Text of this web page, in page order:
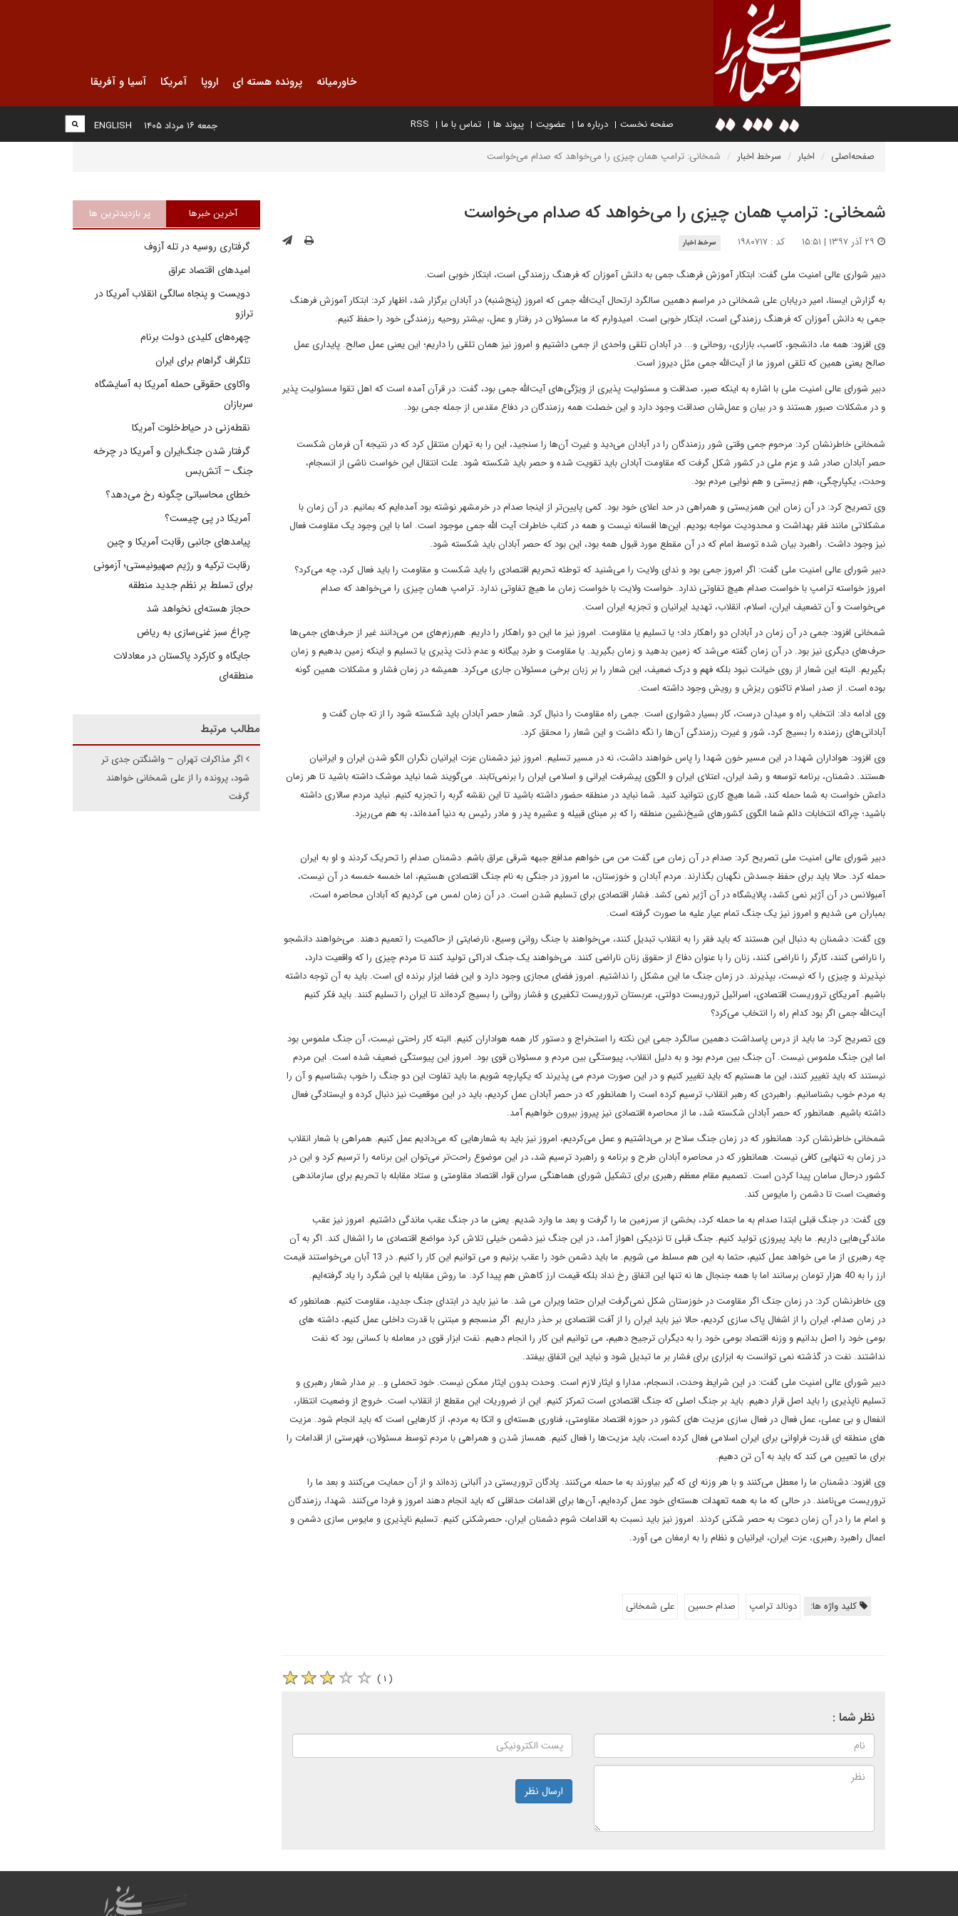
خاورمیانه پرونده هسته ای اروپا آمریکا آسیا و آفریقا
صفحه نخست درباره ما عضویت پیوند ها تماس با ما RSS
ENGLISH جمعه ۱۶ مرداد ۱۴۰۵
صفحه‌اصلی اخبار سرخط اخبار شمخانی: ترامپ همان چیزی را می‌خواهد که صدام می‌خواست
شمخانی: ترامپ همان چیزی را می‌خواهد که صدام می‌خواست
کد : ۱۹۸۰۷۱۷ سرخط اخبار
دبیر شواری عالی امنیت ملی گفت: ابتکار آموزش فرهنگ جمی به دانش آموزان که فرهنگ رزمندگی است، ابتکار خوبی است.
به گزارش ایسنا، امیر دریابان علی شمخانی در مراسم دهمین سالگرد ارتحال آیت‌الله جمی که امروز (پنج‌شنبه) در آبادان برگزار شد، اظهار کرد: ابتکار آموزش فرهنگ
جمی به دانش آموزان که فرهنگ رزمندگی است، ابتکار خوبی است. امیدوارم که ما مسئولان در رفتار و عمل، بیشتر روحیه رزمندگی خود را حفظ کنیم.
وی افزود: همه ما، دانشجو، کاسب، بازاری، روحانی و... در آبادان تلقی واحدی از جمی داشتیم و امروز نیز همان تلقی را داریم؛ این یعنی عمل صالح. پایداری عمل
صالح یعنی همین که تلقی امروز ما از آیت‌الله جمی مثل دیروز است.
دبیر شورای عالی امنیت ملی با اشاره به اینکه صبر، صداقت و مسئولیت پذیری از ویژگی‌های آیت‌الله جمی بود، گفت: در قرآن آمده است که اهل تقوا مسئولیت پذیر
و در مشکلات صبور هستند و در بیان و عمل‌شان صداقت وجود دارد و این خصلت همه رزمندگان در دفاع مقدس از جمله جمی بود.
شمخانی خاطرنشان کرد: مرحوم جمی وقتی شور رزمندگان را در آبادان می‌دید و غیرت آن‌ها را سنجید، این را به تهران منتقل کرد که در نتیجه آن فرمان شکست
حصر آبادان صادر شد و عزم ملی در کشور شکل گرفت که مقاومت آبادان باید تقویت شده و حصر باید شکسته شود. علت انتقال این خواست ناشی از انسجام،
وحدت، یکپارچگی، هم زیستی و هم نوایی مردم بود.
وی تصریح کرد: در آن زمان این همزیستی و همراهی در حد اعلای خود بود. کمی پایین‌تر از اینجا صدام در خرمشهر نوشته بود آمده‌ایم که بمانیم. در آن زمان با
مشکلاتی مانند فقر بهداشت و محدودیت مواجه بودیم. این‌ها افسانه نیست و همه در کتاب خاطرات آیت الله جمی موجود است. اما با این وجود یک مقاومت فعال
نیز وجود داشت. راهبرد بیان شده توسط امام که در آن مقطع مورد قبول همه بود، این بود که حصر آبادان باید شکسته شود.
دبیر شورای عالی امنیت ملی گفت: اگر امروز جمی بود و ندای ولایت را می‌شنید که توطئه تحریم اقتصادی را باید شکست و مقاومت را باید فعال کرد، چه می‌کرد؟
امروز خواسته ترامپ با خواست صدام هیچ تفاوتی ندارد. خواست ولایت با خواست زمان ما هیچ تفاوتی ندارد. ترامپ همان چیزی را می‌خواهد که صدام
می‌خواست و آن تضعیف ایران، اسلام، انقلاب، تهدید ایرانیان و تجزیه ایران است.
شمخانی افزود: جمی در آن زمان در آبادان دو راهکار داد؛ یا تسلیم یا مقاومت. امروز نیز ما این دو راهکار را داریم. هم‌رزم‌های من می‌دانند غیر از حرف‌های جمی‌ها
حرف‌های دیگری نیز بود. در آن زمان گفته می‌شد که زمین بدهید و زمان بگیرید. یا مقاومت و طرد بیگانه و عدم ذلت پذیری یا تسلیم و اینکه زمین بدهیم و زمان
بگیریم. البته این شعار از روی خیانت نبود بلکه فهم و درک ضعیف، این شعار را بر زبان برخی مسئولان جاری می‌کرد. همیشه در زمان فشار و مشکلات همین گونه
بوده است. از صدر اسلام تاکنون ریزش و رویش وجود داشته است.
وی ادامه داد: انتخاب راه و میدان درست، کار بسیار دشواری است. جمی راه مقاومت را دنبال کرد. شعار حصر آبادان باید شکسته شود را از ته جان گفت و
آبادانی‌های رزمنده را بسیج کرد، شور و غیرت رزمندگی آن‌ها را نگه داشت و این شعار را محقق کرد.
وی افزود: هواداران شهدا در این مسیر خون شهدا را پاس خواهند داشت، نه در مسیر تسلیم. امروز نیز دشمنان عزت ایرانیان نگران الگو شدن ایران و ایرانیان
هستند. دشمنان، برنامه توسعه و رشد ایران، اعتلای ایران و الگوی پیشرفت ایرانی و اسلامی ایران را برنمی‌تابند. می‌گویند شما نباید موشک داشته باشید تا هر زمان
داعش خواست به شما حمله کند، شما هیچ کاری نتوانید کنید. شما نباید در منطقه حضور داشته باشید تا این نقشه گربه را تجزیه کنیم. نباید مردم سالاری داشته
باشید؛ چراکه انتخابات دائم شما الگوی کشورهای شیخ‌نشین منطقه را که بر مبنای قبیله و عشیره پدر و مادر رئیس به دنیا آمده‌اند، به هم می‌ریزد.
دبیر شورای عالی امنیت ملی تصریح کرد: صدام در آن زمان می گفت من می خواهم مدافع جبهه شرقی عراق باشم. دشمنان صدام را تحریک کردند و او به ایران
حمله کرد. حالا باید برای حفظ جسدش نگهبان بگذارند. مردم آبادان و خوزستان، ما امروز در جنگی به نام جنگ اقتصادی هستیم، اما خمسه خمسه در آن نیست،
آمبولانس در آن آژیر نمی کشد، پالایشگاه در آن آژیر نمی کشد. فشار اقتصادی برای تسلیم شدن است. در آن زمان لمس می کردیم که آبادان محاصره است،
بمباران می شدیم و امروز نیز یک جنگ تمام عیار علیه ما صورت گرفته است.
وی گفت: دشمنان به دنبال این هستند که باید فقر را به انقلاب تبدیل کنند، می‌خواهند با جنگ روانی وسیع، نارضایتی از حاکمیت را تعمیم دهند. می‌خواهند دانشجو
را ناراضی کنند، کارگر را ناراضی کنند، زنان را با عنوان دفاع از حقوق زنان ناراضی کنند. می‌خواهند یک جنگ ادراکی تولید کنند تا مردم چیزی را که واقعیت دارد،
نپذیرند و چیزی را که نیست، بپذیرند. در زمان جنگ ما این مشکل را نداشتیم. امروز فضای مجازی وجود دارد و این فضا ابزار برنده ای است. باید به آن توجه داشته
باشیم. آمریکای تروریست اقتصادی، اسرائیل تروریست دولتی، عربستان تروریست تکفیری و فشار روانی را بسیج کرده‌اند تا ایران را تسلیم کنند. باید فکر کنیم
آیت‌الله جمی اگر بود کدام راه را انتخاب می‌کرد؟
وی تصریح کرد: ما باید از درس پاسداشت دهمین سالگرد جمی این نکته را استخراج و دستور کار همه هواداران کنیم. البته کار راحتی نیست، آن جنگ ملموس بود
اما این جنگ ملموس نیست. آن جنگ بین مردم بود و به دلیل انقلاب، پیوستگی بین مردم و مسئولان قوی بود. امروز این پیوستگی ضعیف شده است. این مردم
نیستند که باید تغییر کنند، این ما هستیم که باید تغییر کنیم و در این صورت مردم می ‌پذیرند که یکپارچه شویم.ما باید تفاوت این دو جنگ را خوب بشناسیم و آن را
به مردم خوب بشناسانیم. راهبردی که رهبر انقلاب ترسیم کرده است را همانطور که در حصر آبادان عمل کردیم، باید در این موقعیت نیز دنبال کرده و ایستادگی فعال
داشته باشیم. همانطور که حصر آبادان شکسته شد، ما از محاصره اقتصادی نیز پیروز بیرون خواهیم آمد.
شمخانی خاطرنشان کرد: همانطور که در زمان جنگ سلاح بر می‌داشتیم و عمل می‌کردیم، امروز نیز باید به شعارهایی که می‌دادیم عمل کنیم. همراهی با شعار انقلاب
در زمان به تنهایی کافی نیست. همانطور که در محاصره آبادان طرح و برنامه و راهبرد ترسیم شد، در این موضوع راحت‌تر می‌توان این برنامه را ترسیم کرد و این در
کشور درحال سامان پیدا کردن است. تصمیم مقام معظم رهبری برای تشکیل شورای هماهنگی سران قوا، اقتصاد مقاومتی و ستاد مقابله با تحریم برای سازماندهی
وضعیت است تا دشمن را مایوس کند.
وی گفت: در جنگ قبلی ابتدا صدام به ما حمله کرد، بخشی از سرزمین ما را گرفت و بعد ما وارد شدیم. یعنی ما در جنگ عقب ماندگی داشتیم. امروز نیز عقب
ماندگی‌هایی داریم. ما باید پیروزی تولید کنیم. جنگ قبلی تا نزدیکی اهواز آمد، در این جنگ نیز دشمن خیلی تلاش کرد مواضع اقتصادی ما را اشغال کند. اگر به آن
چه رهبری از ما می خواهد عمل کنیم، حتما به این هم مسلط می شویم. ما باید دشمن خود را عقب بزنیم و می توانیم این کار را کنیم. در 13 آبان می‌خواستند قیمت
ارز را به 40 هزار تومان برسانند اما با همه جنجال ها نه تنها این اتفاق رخ نداد بلکه قیمت ارز کاهش هم پیدا کرد. ما روش مقابله با این شگرد را یاد گرفته‌ایم.
وی خاطرنشان کرد: در زمان جنگ اگر مقاومت در خوزستان شکل نمی‌گرفت ایران حتما ویران می شد. ما نیز باید در ابتدای جنگ جدید، مقاومت کنیم. همانطور که
در زمان صدام، ایران را از اشغال پاک سازی کردیم، حالا نیز باید ایران را از آفت اقتصادی بر حذر داریم. اگر منسجم و مبتنی با قدرت داخلی عمل کنیم، داشته های
بومی خود را اصل بدانیم و وزنه اقتصاد بومی خود را به دیگران ترجیح دهیم، می توانیم این کار را انجام دهیم. نفت ابزار قوی در معامله با کسانی بود که نفت
نداشتند. نفت در گذشته نمی توانست به ابزاری برای فشار بر ما تبدیل شود و نباید این اتفاق بیفتد.
دبیر شورای عالی امنیت ملی گفت: در این شرایط وحدت، انسجام، مدارا و ایثار لازم است. وحدت بدون ایثار ممکن نیست. خود تحملی و.. بر مدار شعار رهبری و
تسلیم ناپذیری را باید اصل قرار دهیم. باید بر جنگ اصلی که جنگ اقتصادی است تمرکز کنیم. این از ضروریات این مقطع از انقلاب است. خروج از وضعیت انتظار،
انفعال و بی عملی، عمل فعال در فعال سازی مزیت های کشور در حوزه اقتصاد مقاومتی، فناوری هسته‌ای و اتکا به مردم، از کارهایی است که باید انجام شود. مزیت
های منطقه ای قدرت فراوانی برای ایران اسلامی فعال کرده است، باید مزیت‌ها را فعال کنیم. همساز شدن و همراهی با مردم توسط مسئولان، فهرستی از اقدامات را
برای ما تعیین می کند که باید به آن تن دهیم.
وی افزود: دشمنان ما را معطل می‌کنند و با هر وزنه ای که گیر بیاورند به ما حمله می‌کنند. پادگان تروریستی در آلبانی زده‌اند و از آن حمایت می‌کنند و بعد ما را
تروریست می‌نامند. در حالی که ما به همه تعهدات هسته‌ای خود عمل کرده‌ایم، آن‌ها برای اقدامات حداقلی که باید انجام دهند امروز و فردا می‌کنند. شهدا، رزمندگان
و امام ما را در آن زمان دعوت به حصر شکنی کردند. امروز نیز باید نسبت به اقدامات شوم دشمنان ایران، حصرشکنی کنیم. تسلیم ناپذیری و مایوس سازی دشمن و
اعمال راهبرد رهبری، عزت ایران، ایرانیان و نظام را به ارمغان می آورد.
کلید واژه ها: دونالد ترامپ صدام حسین علی شمخانی
( ۱ )
نظر شما :
ارسال نظر
آخرین خبرها پر بازدیدترین ها
گرفتاری روسیه در تله آزوف
امیدهای اقتصاد عراق
دویست و پنجاه سالگی انقلاب آمریکا در
ترازو
چهره‌های کلیدی دولت برنام
تلگراف گراهام برای ایران
واکاوی حقوقی حمله آمریکا به آسایشگاه
سربازان
نقطه‌زنی در حیاط‌خلوت آمریکا
گرفتار شدن جنگ‌ایران و آمریکا در چرخه
جنگ – آتش‌بس
خطای محاسباتی چگونه رخ می‌دهد؟
آمریکا در پی چیست؟
پیامدهای جانبی رقابت آمریکا و چین
رقابت ترکیه و رژیم صهیونیستی؛ آزمونی
برای تسلط بر نظم جدید منطقه
حجاز هسته‌ای نخواهد شد
چراغ سبز غنی‌سازی به ریاض
جایگاه و کارکرد پاکستان در معادلات
منطقه‌ای
مطالب مرتبط
اگر مذاکرات تهران – واشنگتن جدی تر
شود، پرونده را از علی شمخانی خواهند
گرفت